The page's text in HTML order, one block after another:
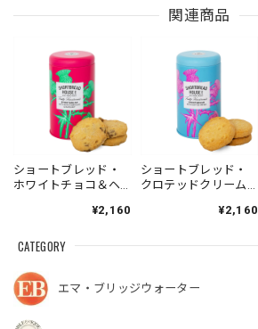
CATEGORY
エマ・ブリッジウォーター
関連商品
ショートブレッド・
ホワイトチョコ＆ヘ
¥2,160
ショートブレッド・
クロテッドクリーム
¥2,160